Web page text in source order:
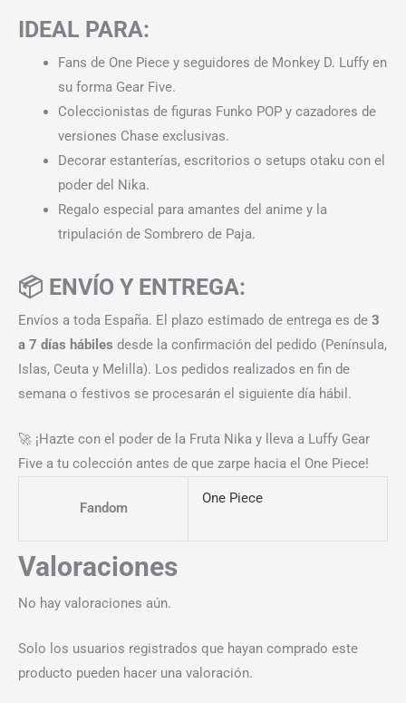
IDEAL PARA:
Fans de One Piece y seguidores de Monkey D. Luffy en
su forma Gear Five.
Coleccionistas de figuras Funko POP y cazadores de
versiones Chase exclusivas.
Decorar estanterías, escritorios o setups otaku con el
poder del Nika.
Regalo especial para amantes del anime y la
tripulación de Sombrero de Paja.
📦 ENVÍO Y ENTREGA:
Envíos a toda España. El plazo estimado de entrega es de 3
a 7 días hábiles desde la confirmación del pedido (Península,
Islas, Ceuta y Melilla). Los pedidos realizados en fin de
semana o festivos se procesarán el siguiente día hábil.
🚀 ¡Hazte con el poder de la Fruta Nika y lleva a Luffy Gear
Five a tu colección antes de que zarpe hacia el One Piece!
Fandom
One Piece
Valoraciones
No hay valoraciones aún.
Solo los usuarios registrados que hayan comprado este
producto pueden hacer una valoración.